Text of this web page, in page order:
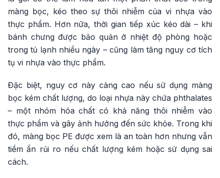
màng bọc, kéo theo sự thôi nhiễm của vi nhựa vào
thực phẩm. Hơn nữa, thời gian tiếp xúc kéo dài – khi
bánh chưng được bảo quản ở nhiệt độ phòng hoặc
trong tủ lạnh nhiều ngày – cũng làm tăng nguy cơ tích
tụ vi nhựa vào thực phẩm.
Đặc biệt, nguy cơ này càng cao nếu sử dụng màng
bọc kém chất lượng, do loại nhựa này chứa phthalates
– một nhóm hóa chất có khả năng thôi nhiễm vào
thực phẩm và gây ảnh hưởng đến sức khỏe. Trong khi
đó, màng bọc PE được xem là an toàn hơn nhưng vẫn
tiềm ẩn rủi ro nếu chất lượng kém hoặc sử dụng sai
cách.